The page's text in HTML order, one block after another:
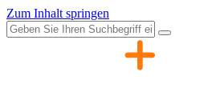
Zum Inhalt springen